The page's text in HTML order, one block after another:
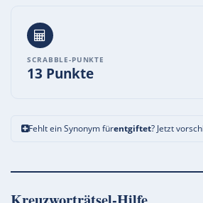
SCRABBLE-PUNKTE
13 Punkte
Fehlt ein Synonym fürentgiftet? Jetzt